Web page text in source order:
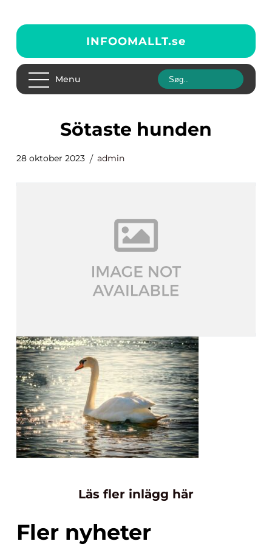
INFOOMALLT.se
Menu
sötaste hunden
28 oktober 2023 admin
Läs fler inlägg här
Fler nyheter